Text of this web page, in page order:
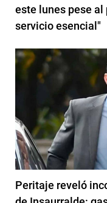
este lunes pese al
servicio esencial"
Peritaje reveló